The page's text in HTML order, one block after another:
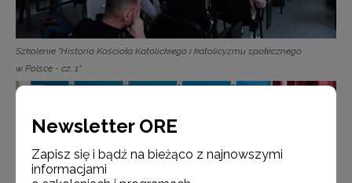
Szkolenie "Historia Kościoła Katolickiego i katolicyzmu społecznego
w Polsce - cz. 1".
Newsletter ORE
Zapisz się i bądź na bieżąco z najnowszymi
informacjami